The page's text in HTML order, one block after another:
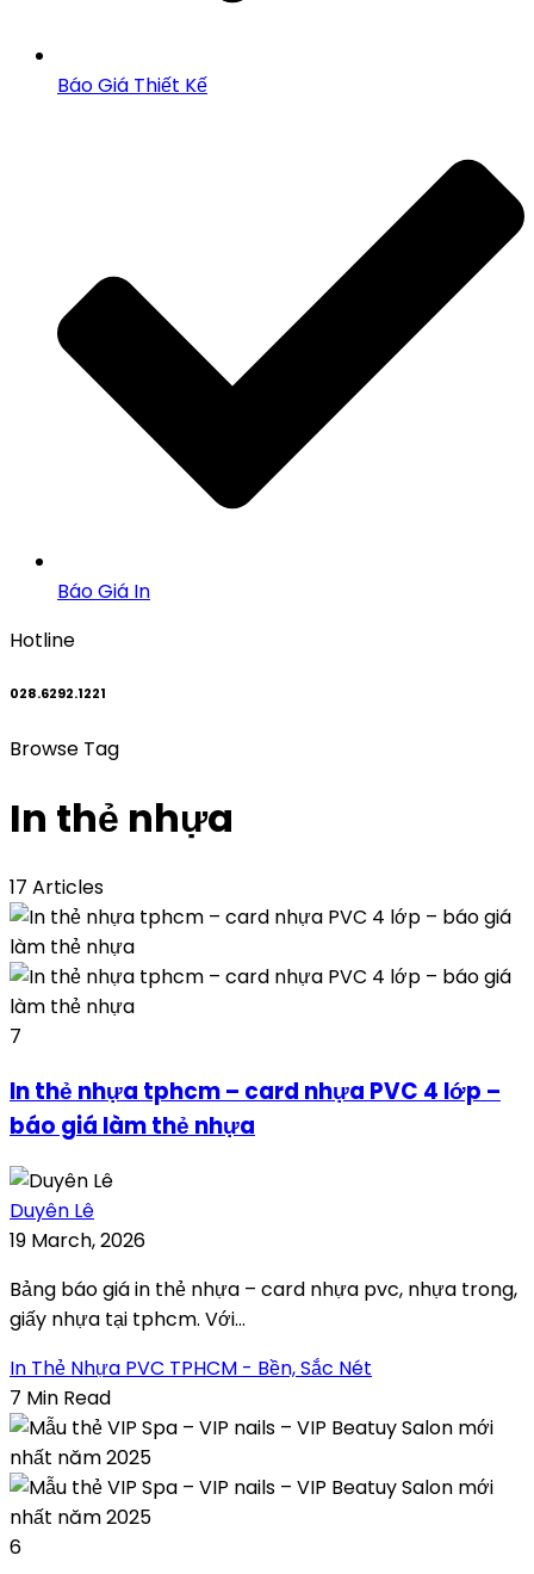
Báo Giá Thiết Kế
Báo Giá In
Hotline
028.6292.1221
Browse Tag
In thẻ nhựa
17 Articles
7
In thẻ nhựa tphcm – card nhựa PVC 4 lớp –
báo giá làm thẻ nhựa
Duyên Lê
19 March, 2026
Bảng báo giá in thẻ nhựa – card nhựa pvc, nhựa trong,
giấy nhựa tại tphcm. Với...
In Thẻ Nhựa PVC TPHCM - Bền, Sắc Nét
7 Min Read
6